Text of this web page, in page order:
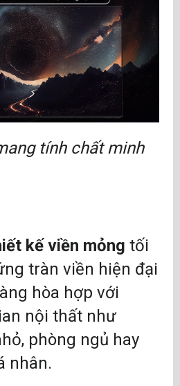
tính chất minh
kế viền mỏng tối
tràn viền hiện đại
hòa hợp với
nội thất như
phòng ngủ hay
nhân.